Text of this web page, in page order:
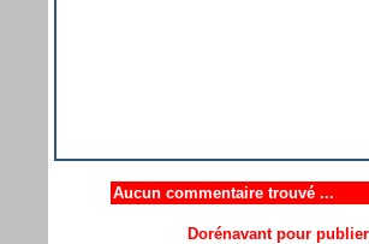
Aucun commentaire trouvé ...
Dorénavant pour